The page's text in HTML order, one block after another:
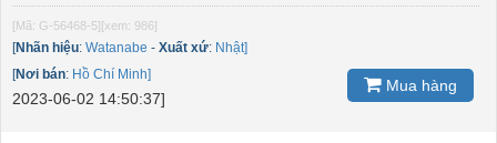
[Mã: G-56468-5][xem: 986]
[Nhãn hiệu: Watanabe - Xuất xứ: Nhật]
[Nơi bán: Hồ Chí Minh]
2023-06-02 14:50:37]
Mua hàng